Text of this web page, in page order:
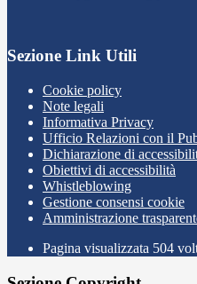
Sezione Link Utili
Cookie policy
Note legali
Informativa Privacy
Ufficio Relazioni con il
Dichiarazione di
Obiettivi di accessibilità
Whistleblowing
Gestione consensi cookie
Amministrazione
Pagina visualizzata 504